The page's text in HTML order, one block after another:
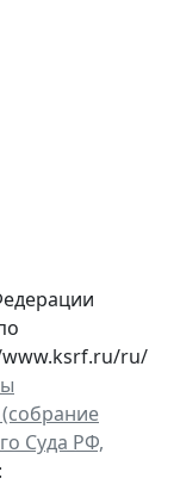
ru/
Суда РФ,